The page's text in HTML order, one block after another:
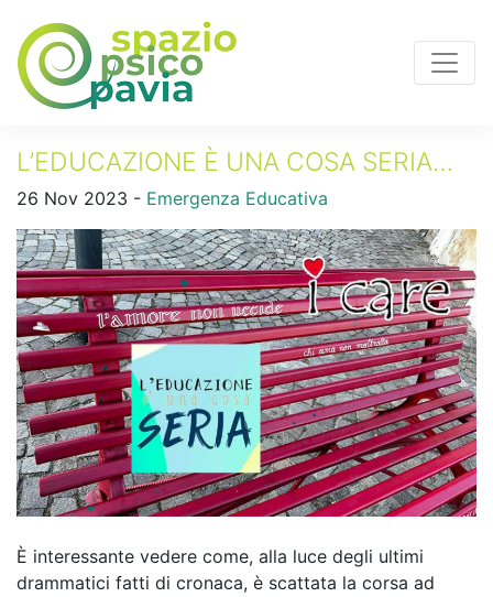
L’EDUCAZIONE È UNA COSA SERIA…
26 Nov 2023 - Emergenza Educativa
È interessante vedere come, alla luce degli ultimi
drammatici fatti di cronaca, è scattata la corsa ad